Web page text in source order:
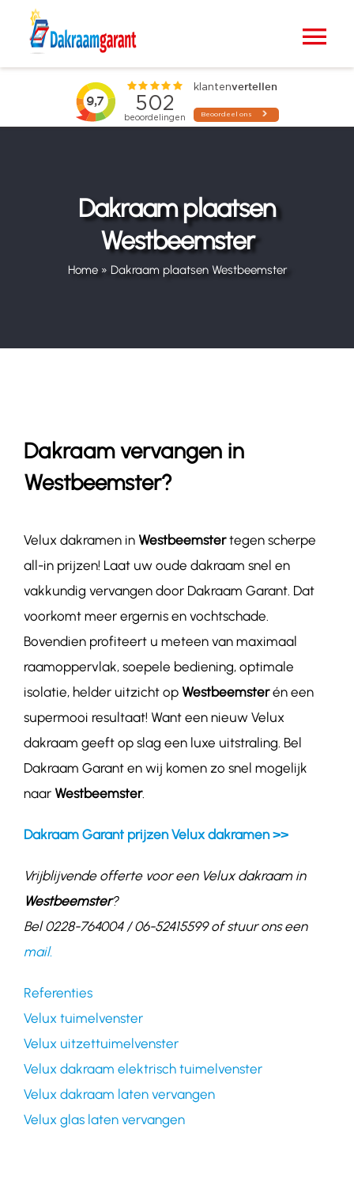
Blogs
Dakraam plaatsen
Westbeemster
Home» Dakraam plaatsen Westbeemster
Dakraam vervangen in
Westbeemster?
Velux dakramen in Westbeemstertegen scherpe
all-in prijzen! Laat uw oude dakraam snel en
vakkundig vervangen door Dakraam Garant. Dat
voorkomt meer ergernis en vochtschade.
Bovendien profiteert u meteen van maximaal
raamoppervlak, soepele bediening, optimale
isolatie, helder uitzicht op Westbeemsterén een
supermooi resultaat! Want een nieuw Velux
dakraam geeft op slag een luxe uitstraling. Bel
Dakraam Garant en wij komen zo snel mogelijk
naar Westbeemster.
Dakraam Garant prijzen Velux dakramen >>
Vrijblijvende offerte voor een Velux dakraam in
Westbeemster?
Bel 0228-764004 / 06-52415599 of stuur ons een
mail.
Referenties
Velux tuimelvenster
Velux uitzettuimelvenster
Velux dakraam elektrisch tuimelvenster
Velux dakraam laten vervangen
Velux glas laten vervangen